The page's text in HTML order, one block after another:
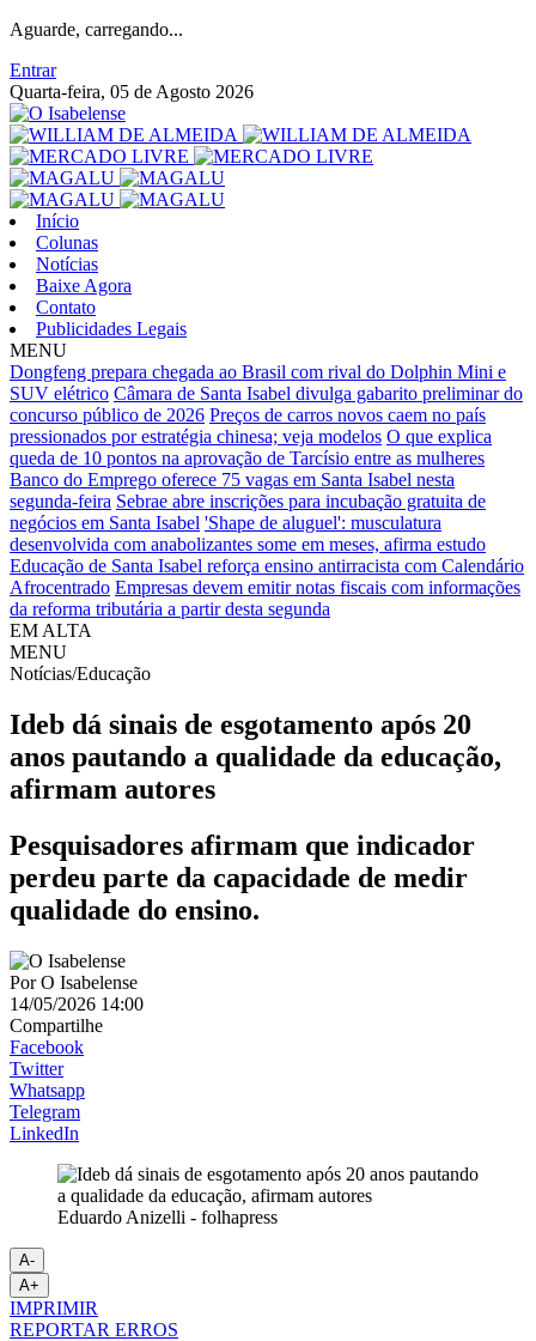
Aguarde, carregando...
Entrar
Quarta-feira, 05 de Agosto 2026
Início
Colunas
Notícias
Baixe Agora
Contato
Publicidades Legais
MENU
Dongfeng prepara chegada ao Brasil com rival do Dolphin Mini e
SUV elétrico Câmara de Santa Isabel divulga gabarito preliminar do
concurso público de 2026 Preços de carros novos caem no país
pressionados por estratégia chinesa; veja modelos O que explica
queda de 10 pontos na aprovação de Tarcísio entre as mulheres
Banco do Emprego oferece 75 vagas em Santa Isabel nesta
segunda-feira Sebrae abre inscrições para incubação gratuita de
negócios em Santa Isabel 'Shape de aluguel': musculatura
desenvolvida com anabolizantes some em meses, afirma estudo
Educação de Santa Isabel reforça ensino antirracista com Calendário
Afrocentrado Empresas devem emitir notas fiscais com informações
da reforma tributária a partir desta segunda
EM ALTA
MENU
Notícias/Educação
Ideb dá sinais de esgotamento após 20
anos pautando a qualidade da educação,
afirmam autores
Pesquisadores afirmam que indicador
perdeu parte da capacidade de medir
qualidade do ensino.
PorO Isabelense
14/05/2026 14:00
Compartilhe
Facebook
Twitter
Whatsapp
Telegram
LinkedIn
Eduardo Anizelli - folhapress
A-
A+
IMPRIMIR
REPORTAR ERROS